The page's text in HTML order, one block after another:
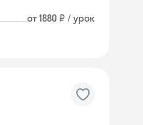
от 1880 ₽ / урок